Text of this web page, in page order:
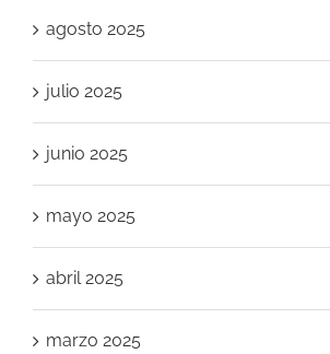
agosto 2025
julio 2025
junio 2025
mayo 2025
abril 2025
marzo 2025